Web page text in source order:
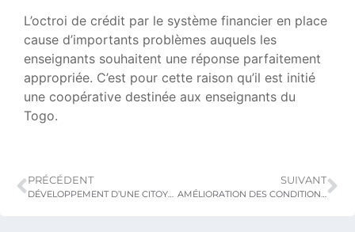
L’octroi de crédit par le système financier en place
cause d’importants problèmes auquels les
enseignants souhaitent une réponse parfaitement
appropriée. C’est pour cette raison qu’il est initié
une coopérative destinée aux enseignants du
Togo.
PRÉCÉDENT
DÉVELOPPEMENT D’UNE CITOYENNETÉ RESPONSABLE
SUIVANT
AMÉLIORATION DES CONDITIONS DE VIE ET DE TRAVAIL DES ENSEIGNANTS